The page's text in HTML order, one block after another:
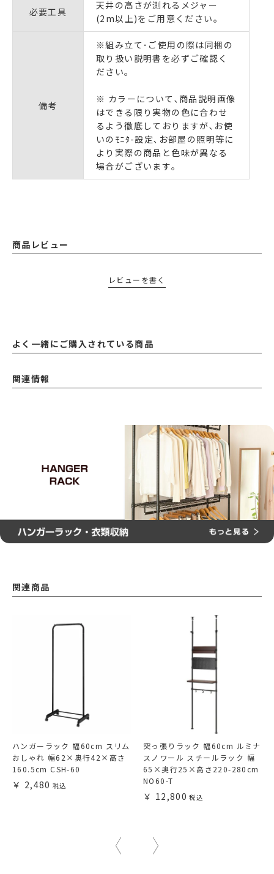
必要工具
天井の高さが測れるメジャー
(2m以上)をご用意ください｡
備考
※組み立て･ご使用の際は同梱の
取り扱い説明書を必ずご確認く
ださい｡
※ カラーについて､商品説明画像
はできる限り実物の色に合わせ
るよう徹底しておりますが､お使
いのﾓﾆﾀ-設定､お部屋の照明等に
より実際の商品と色味が異なる
場合がございます｡
商品レビュー
レビューを書く
よく一緒にご購入されている商品
関連情報
関連商品
ハンガーラック 幅60cm スリム
おしゃれ 幅62×奥行42×高さ
160.5cm CSH-60
2,480
突っ張りラック 幅60cm ルミナ
スノワール スチールラック 幅
65×奥行25×高さ220-280cm
NO60-T
12,800